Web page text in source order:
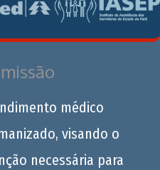
médico
visando o
necessária para